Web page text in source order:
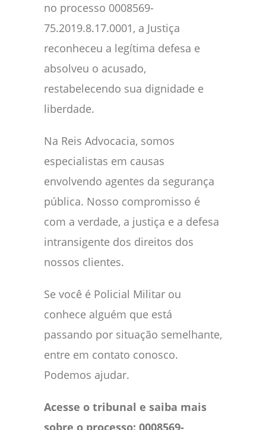
no processo 0008569-
75.2019.8.17.0001, a Justiça
reconheceu a legítima defesa e
absolveu o acusado,
restabelecendo sua dignidade e
liberdade.
Na Reis Advocacia, somos
especialistas em causas
envolvendo agentes da segurança
pública. Nosso compromisso é
com a verdade, a justiça e a defesa
intransigente dos direitos dos
nossos clientes.
Se você é Policial Militar ou
conhece alguém que está
passando por situação semelhante,
entre em contato conosco.
Podemos ajudar.
Acesse o tribunal e saiba mais
sobre o processo: 0008569-